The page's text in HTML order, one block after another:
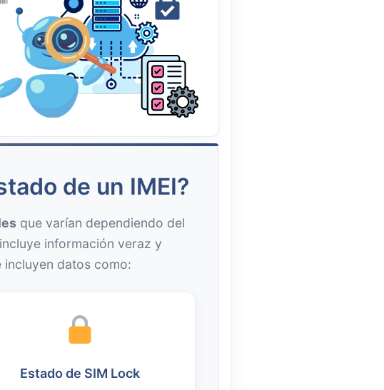
de un IMEI?
que varían dependiendo del
información veraz y
datos como:
Estado de SIM Lock